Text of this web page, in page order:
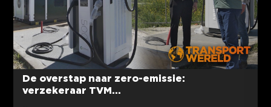
De overstap naar zero-emissie:
verzekeraar TVM...